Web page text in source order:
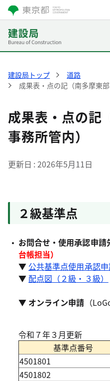
建設局トップ
道路
成果表・点の記（南多摩東
成果表・点の記
事務所管内）
更新日 2026年5月11日
２級基準点
お問合せ・使用承認申請
台帳担当）
▼ 公共基準点使用承認申
▼ 配点図（２級・３級）
▼ オンライン申請 （
令和７年３月更新
基準点番号
4501801
4501802